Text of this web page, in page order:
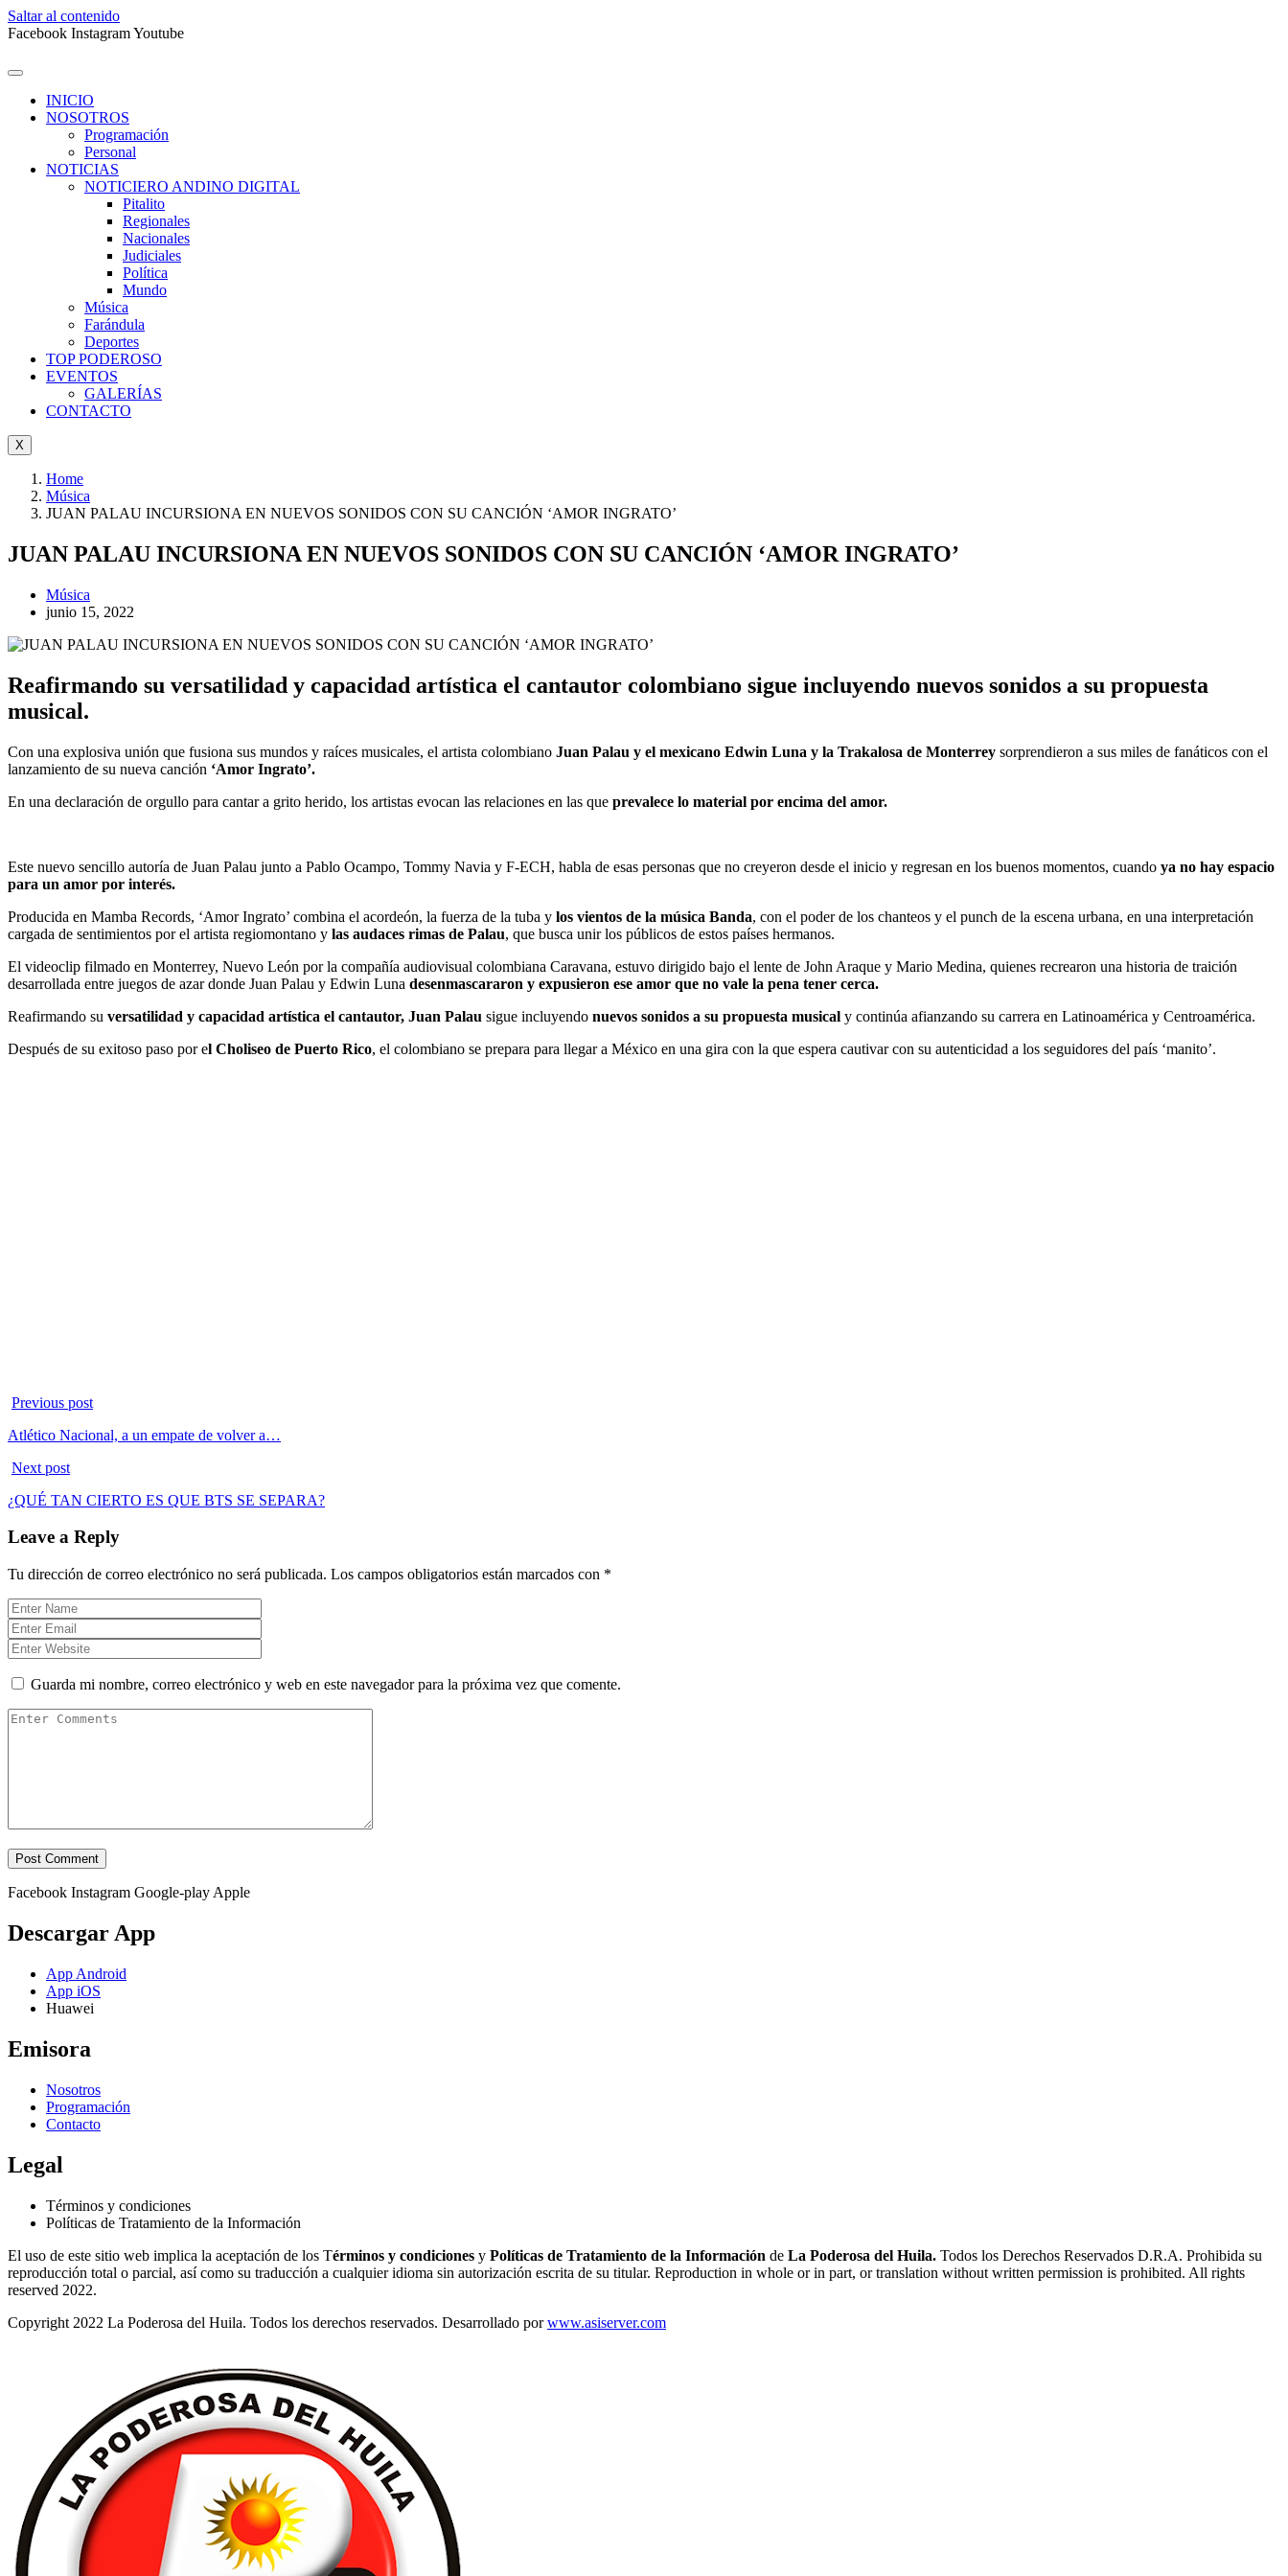
Saltar al contenido
Facebook InstagramYoutube
INICIO
NOSOTROS
Programación
Personal
NOTICIAS
NOTICIERO ANDINO DIGITAL
Pitalito
Regionales
Nacionales
Judiciales
Política
Mundo
Música
Farándula
Deportes
TOP PODEROSO
EVENTOS
GALERÍAS
CONTACTO
X
Home
Música
JUAN PALAU INCURSIONA EN NUEVOS SONIDOS CON SU CANCIÓN ‘AMOR INGRATO’
JUAN PALAU INCURSIONA EN NUEVOS SONIDOS CON SU CANCIÓN ‘AMOR INGRATO’
Música
junio 15, 2022
Reafirmando su versatilidad y capacidad artística el cantautor colombiano sigue incluyendo nuevos sonidos a su propuesta
musical.
Con una explosiva unión que fusiona sus mundos y raíces musicales, el artista colombiano Juan Palau y el mexicano Edwin Luna y la Trakalosa de Monterrey sorprendieron a sus miles de fanáticos con el
lanzamiento de su nueva canción ‘Amor Ingrato’.
En una declaración de orgullo para cantar a grito herido, los artistas evocan las relaciones en las que prevalece lo material por encima del amor.
Este nuevo sencillo autoría de Juan Palau junto a Pablo Ocampo, Tommy Navia y F-ECH, habla de esas personas que no creyeron desde el inicio y regresan en los buenos momentos, cuando ya no hay espacio
para un amor por interés.
Producida en Mamba Records, ‘Amor Ingrato’ combina el acordeón, la fuerza de la tuba y los vientos de la música Banda, con el poder de los chanteos y el punch de la escena urbana, en una interpretación
cargada de sentimientos por el artista regiomontano y las audaces rimas de Palau, que busca unir los públicos de estos países hermanos.
El videoclip filmado en Monterrey, Nuevo León por la compañía audiovisual colombiana Caravana, estuvo dirigido bajo el lente de John Araque y Mario Medina, quienes recrearon una historia de traición
desarrollada entre juegos de azar donde Juan Palau y Edwin Luna desenmascararon y expusieron ese amor que no vale la pena tener cerca.
Reafirmando su versatilidad y capacidad artística el cantautor, Juan Palau sigue incluyendo nuevos sonidos a su propuesta musical y continúa afianzando su carrera en Latinoamérica y Centroamérica.
Después de su exitoso paso por el Choliseo de Puerto Rico, el colombiano se prepara para llegar a México en una gira con la que espera cautivar con su autenticidad a los seguidores del país ‘manito’.
Previous post
Atlético Nacional, a un empate de volver a…
Next post
¿QUÉ TAN CIERTO ES QUE BTS SE SEPARA?
Leave a Reply
Tu dirección de correo electrónico no será publicada. Los campos obligatorios están marcados con *
Guarda mi nombre, correo electrónico y web en este navegador para la próxima vez que comente.
Facebook Instagram Google-play Apple
Descargar App
App Android
App iOS
Huawei
Emisora
Nosotros
Programación
Contacto
Legal
Términos y condiciones
Políticas de Tratamiento de la Información
El uso de este sitio web implica la aceptación de los Términos y condiciones y Políticas de Tratamiento de la Información de La Poderosa del Huila. Todos los Derechos Reservados D.R.A. Prohibida su
reproducción total o parcial, así como su traducción a cualquier idioma sin autorización escrita de su titular. Reproduction in whole or in part, or translation without written permission is prohibited. All rights
reserved 2022.
Copyright 2022 La Poderosa del Huila. Todos los derechos reservados. Desarrollado porwww.asiserver.com